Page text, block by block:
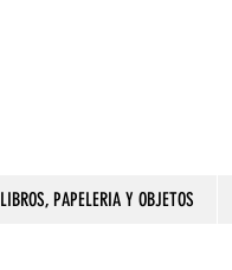
LIBROS, PAPELERIA Y OBJETOS